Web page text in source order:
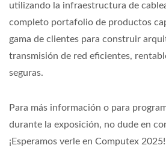
utilizando la infraestructura de
completo portafolio de productos
gama de clientes para construir
transmisión de red eficientes,
seguras.
Para más información o para
durante la exposición, no dude en
¡Esperamos verle en Computex 2025!